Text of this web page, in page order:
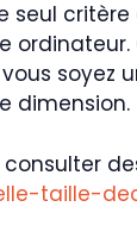
seul critère
ordinateur.
soyez
dimension.
taille-